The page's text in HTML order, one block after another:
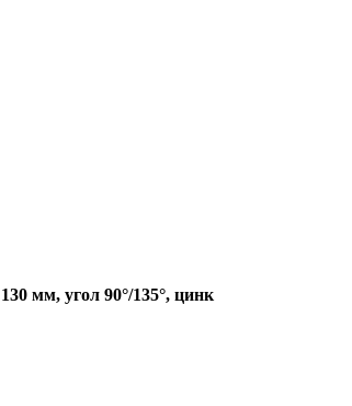
мм, угол 90°/135°, цинк